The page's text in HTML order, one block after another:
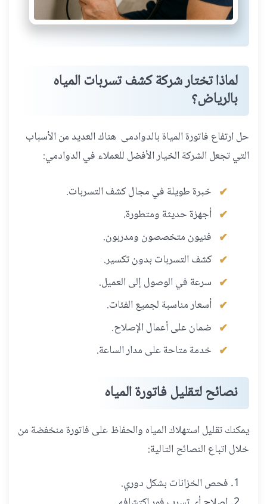
لماذا تختار شركة كشف تسربات المياه
بالرياض؟
حل ارتفاع فاتورة المياة بالدوادمى هناك العديد من الأسباب
التي تجعل الشركة الخيار الأفضل للعملاء في الدوادمي:
خبرة طويلة في مجال كشف التسربات.
أجهزة حديثة ومتطورة.
فنيون متخصصون ومدربون.
كشف التسربات بدون تكسير.
سرعة في الوصول إلى العميل.
أسعار مناسبة لجميع الفئات.
ضمان على أعمال الإصلاح.
خدمة متاحة على مدار الساعة.
نصائح لتقليل فاتورة المياه
يمكنك تقليل استهلاك المياه والحفاظ على فاتورة منخفضة من
خلال اتباع النصائح التالية:
فحص الخزانات بشكل دوري.